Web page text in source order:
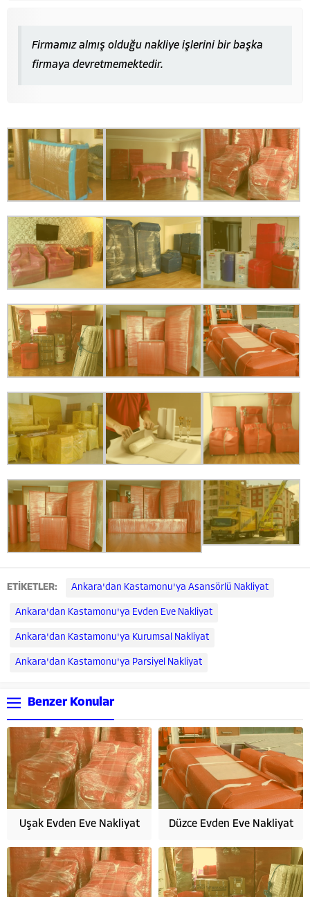
Firmamız almış olduğu nakliye işlerini bir başka
firmaya devretmemektedir.
ETİKETLER: Ankara'dan Kastamonu'ya Asansörlü Nakliyat
Ankara'dan Kastamonu'ya Evden Eve Nakliyat
Ankara'dan Kastamonu'ya Kurumsal Nakliyat
Ankara'dan Kastamonu'ya Parsiyel Nakliyat
Benzer Konular
Uşak Evden Eve Nakliyat Düzce Evden Eve Nakliyat